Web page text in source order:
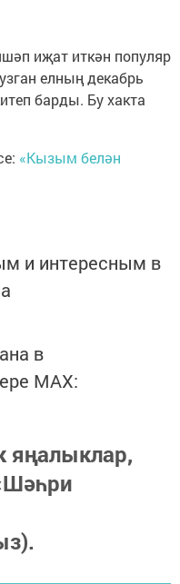
иҗат иткән популяр
елның декабрь
барды. Бу хакта
«Кызым белән
и интересным в
в
MАХ:
яңалыклар,